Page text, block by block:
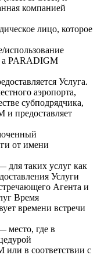
компанией
лицо, которое
а PARADIGM
Услуга.
аэропорта,
субподрядчика,
и предоставляет
от имени
для таких услуг как
Услуги
Агента и
Время
времени встречи
место, где в
или в соответствии с